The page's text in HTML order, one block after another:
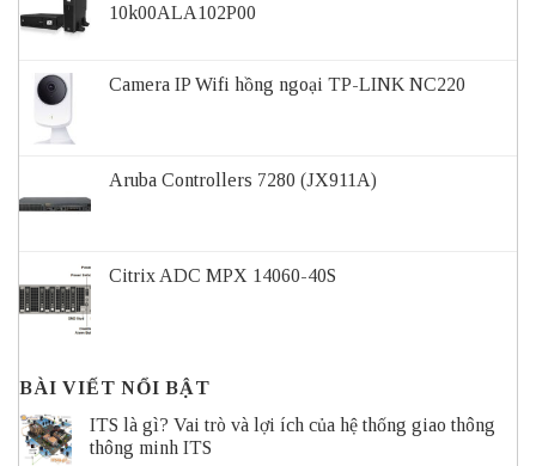
10k00ALA102P00
Camera IP Wifi hồng ngoại TP-LINK NC220
Aruba Controllers 7280 (JX911A)
Citrix ADC MPX 14060-40S
BÀI VIẾT NỔI BẬT
ITS là gì? Vai trò và lợi ích của hệ thống giao thông
thông minh ITS